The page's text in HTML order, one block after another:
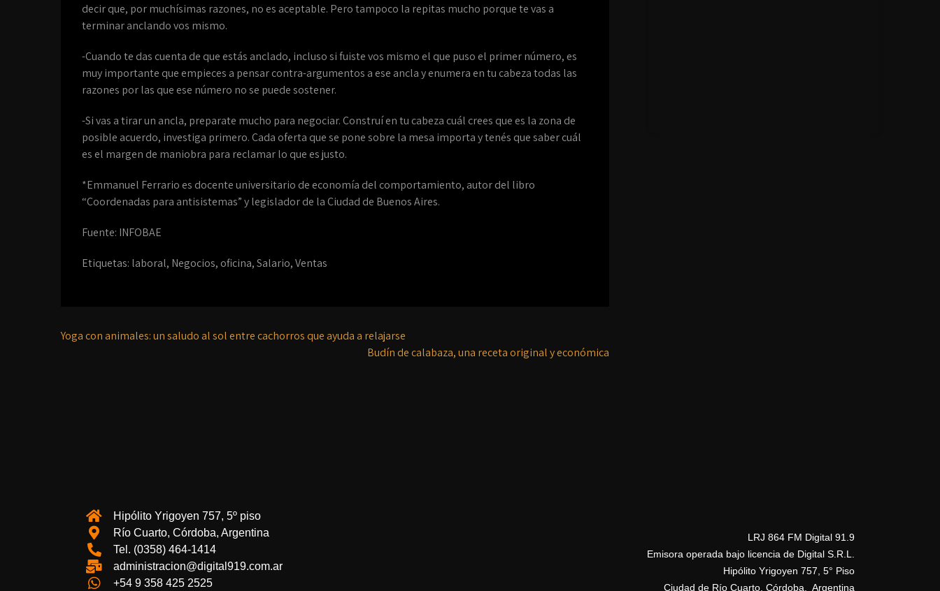
decir que, por muchísimas razones, no es aceptable. Pero tampoco la repitas mucho porque te vas a
terminar anclando vos mismo.
-Cuando te das cuenta de que estás anclado, incluso si fuiste vos mismo el que puso el primer número, es
muy importante que empieces a pensar contra-argumentos a ese ancla y enumera en tu cabeza todas las
razones por las que ese número no se puede sostener.
-Si vas a tirar un ancla, preparate mucho para negociar. Construí en tu cabeza cuál crees que es la zona de
posible acuerdo, investiga primero. Cada oferta que se pone sobre la mesa importa y tenés que saber cuál
es el margen de maniobra para reclamar lo que es justo.
*Emmanuel Ferrario es docente universitario de economía del comportamiento, autor del libro
“Coordenadas para antisistemas” y legislador de la Ciudad de Buenos Aires.
Fuente: INFOBAE
Etiquetas: laboral, Negocios, oficina,Salario,Ventas
Yoga con animales: un saludo al sol entre cachorros que ayuda a relajarse
Budín de calabaza, una receta original y económica
Hipólito Yrigoyen 757, 5º piso
Río Cuarto, Córdoba, Argentina
Tel. (0358) 464-1414
administracion@digital919.com.ar
+54 9 358 425 2525
LRJ 864 FM Digital 91.9
Emisora operada bajo licencia de Digital S.R.L.
Hipólito Yrigoyen 757, 5° Piso
Ciudad de Río Cuarto, Córdoba, Argentina